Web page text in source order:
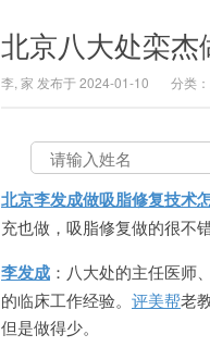
北京八大处栾杰
李, 家 发布于 2024-01-10 分类
北京李发成做吸脂修复技术
充也做，吸脂修复做的很不
李发成 ：八大处的主任医师
的临床工作经验。 评美帮老
但是做得少。